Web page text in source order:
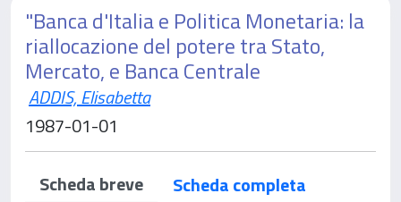
"Banca d'Italia e Politica Monetaria: la
riallocazione del potere tra Stato,
Mercato, e Banca Centrale
ADDIS, Elisabetta
1987-01-01
Scheda breve
Scheda completa